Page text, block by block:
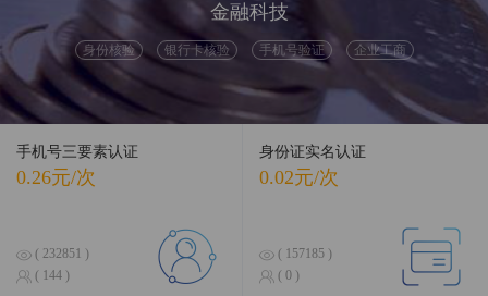
金融科技
身份核验 银行卡核验 手机号验证 企业工商
手机号三要素认证
0.26元/次
( 232851 )
( 144 )
身份证实名认证
0.02元/次
( 157185 )
( 0 )